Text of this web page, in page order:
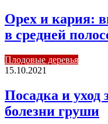
Орех и кария:
в средней
Плодовые деревья
15.10.2021
Посадка и уход
болезни груши